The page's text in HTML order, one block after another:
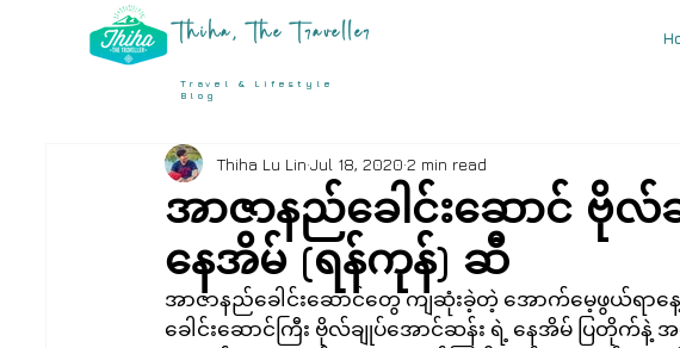
Thiha, The Traveller
Travel & Lifestyle
Blog
အာဇာနည်ခေါင်းဆောင် ဗိုလ်
နေအိမ် (ရန်ကုန်) ဆီ
Thiha Lu Lin Jul 18, 2020 2 min read
အာဇာနည်ခေါင်းဆောင်တွေ ကျဆုံးခဲ့တဲ့ အောက်မေ့ဖွယ်ရာ
ခေါင်းဆောင်ကြီး ဗိုလ်ချုပ်အောင်ဆန်း ရဲ့ နေအိမ် ပြတိုက်